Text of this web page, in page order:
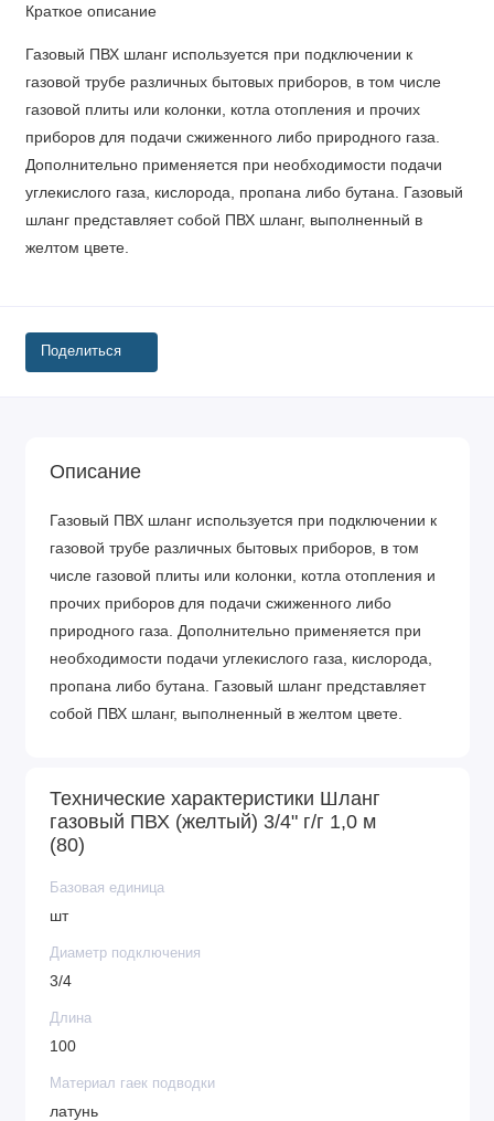
Краткое описание
Газовый ПВХ шланг используется при подключении к
газовой трубе различных бытовых приборов, в том числе
газовой плиты или колонки, котла отопления и прочих
приборов для подачи сжиженного либо природного газа.
Дополнительно применяется при необходимости подачи
углекислого газа, кислорода, пропана либо бутана. Газовый
шланг представляет собой ПВХ шланг, выполненный в
желтом цвете.
Поделиться
Описание
Газовый ПВХ шланг используется при подключении к
газовой трубе различных бытовых приборов, в том
числе газовой плиты или колонки, котла отопления и
прочих приборов для подачи сжиженного либо
природного газа. Дополнительно применяется при
необходимости подачи углекислого газа, кислорода,
пропана либо бутана. Газовый шланг представляет
собой ПВХ шланг, выполненный в желтом цвете.
Технические характеристики Шланг
газовый ПВХ (желтый) 3/4" г/г 1,0 м
(80)
Базовая единица
шт
Диаметр подключения
3/4
Длина
100
Материал гаек подводки
латунь